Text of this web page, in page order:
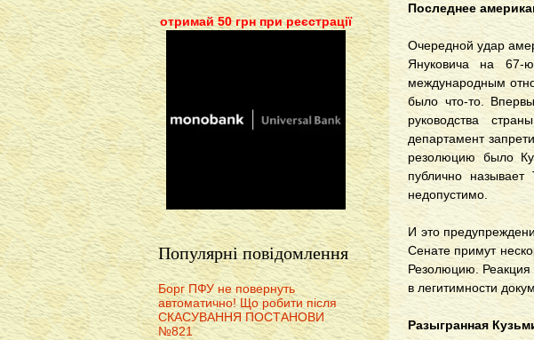
Последнее
Очередной удар
Януковича на 67-
международным
было что-то.
руководства
департамент
резолюцию было
публично
недопустимо.
И это
Сенате примут
Резолюцию.
в легитимности
Разыгранная
отримай 50 грн при реєстрації
Популярні повідомлення
Борг ПФУ не повернуть
автоматично! Що робити після
СКАСУВАННЯ ПОСТАНОВИ
№821